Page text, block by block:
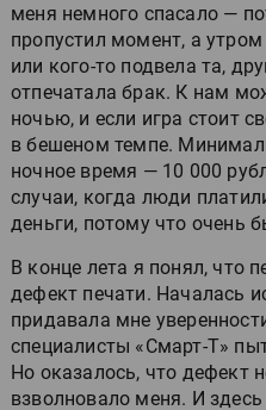
меня немного спасало —
пропустил момент, а
или кого-то подвела та,
отпечатала брак. К нам
ночью, и если игра стоит
в бешеном темпе.
ночное время — 10 000
случаи, когда люди
деньги, потому что очень
В конце лета я понял, что
дефект печати. Началась
придавала мне
специалисты «Смарт-Т»
Но оказалось, что дефект
взволновало меня. И